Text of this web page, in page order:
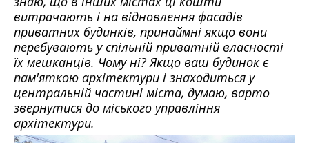
витрачають і на відновлення фасадів
приватних будинків, принаймні якщо вони
перебувають у спільній приватній власності
їх мешканців. Чому ні? Якщо ваш будинок є
пам'яткою архітектури і знаходиться у
центральній частині міста, думаю, варто
звернутися до міського управління
архітектури.